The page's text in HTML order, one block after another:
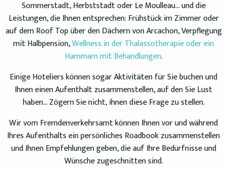
Sommerstadt, Herbststadt oder Le Moulleau… und die
Leistungen, die Ihnen entsprechen: Frühstück im Zimmer oder
auf dem Roof Top über den Dächern von Arcachon, Verpflegung
mit Halbpension,Wellness in der Thalassotherapie oder ein
Hammam mit Behandlungen.
Einige Hoteliers können sogar Aktivitäten für Sie buchen und
Ihnen einen Aufenthalt zusammenstellen, auf den Sie Lust
haben… Zögern Sie nicht, ihnen diese Frage zu stellen.
Wir vom Fremdenverkehrsamt können Ihnen vor und während
Ihres Aufenthalts ein persönliches Roadbook zusammenstellen
und Ihnen Empfehlungen geben, die auf Ihre Bedürfnisse und
Wünsche zugeschnitten sind.